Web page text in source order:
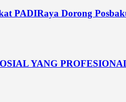
PADIRaya Dorong
YANG